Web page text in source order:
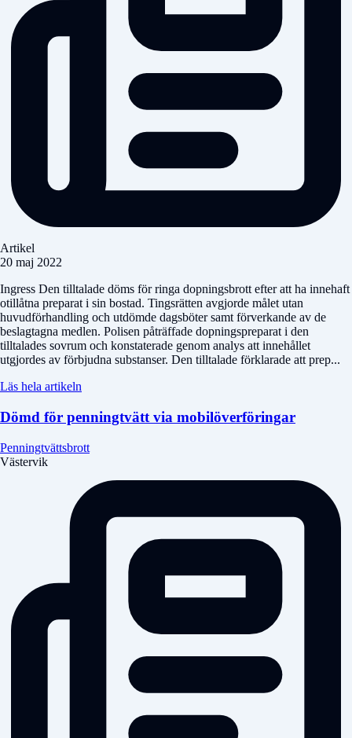
Artikel
20 maj 2022
Ingress Den tilltalade döms för ringa dopningsbrott efter att ha innehaft
otillåtna preparat i sin bostad. Tingsrätten avgjorde målet utan
huvudförhandling och utdömde dagsböter samt förverkande av de
beslagtagna medlen. Polisen påträffade dopningspreparat i den
tilltalades sovrum och konstaterade genom analys att innehållet
utgjordes av förbjudna substanser. Den tilltalade förklarade att prep...
Läs hela artikeln
Dömd för penningtvätt via mobilöverföringar
Penningtvättsbrott
Västervik